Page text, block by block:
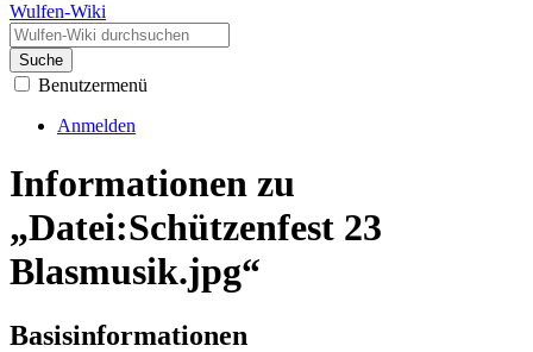
Wulfen-Wiki
Suche
Benutzermenü
Anmelden
Informationen zu
„Datei:Schützenfest 23
Blasmusik.jpg“
Basisinformationen